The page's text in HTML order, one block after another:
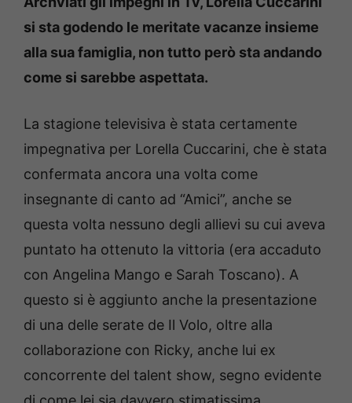
si sta godendo le meritate vacanze insieme
alla sua famiglia, non tutto però sta andando
come si sarebbe aspettata.
La stagione televisiva è stata certamente
impegnativa per Lorella Cuccarini, che è stata
confermata ancora una volta come
insegnante di canto ad “Amici”, anche se
questa volta nessuno degli allievi su cui aveva
puntato ha ottenuto la vittoria (era accaduto
con Angelina Mango e Sarah Toscano). A
questo si è aggiunto anche la presentazione
di una delle serate de Il Volo, oltre alla
collaborazione con Ricky, anche lui ex
concorrente del talent show, segno evidente